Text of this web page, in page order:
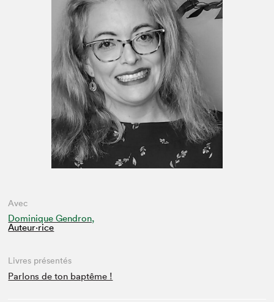
Avec
Dominique Gendron,
Auteur·rice
Livres présentés
Parlons de ton baptême !